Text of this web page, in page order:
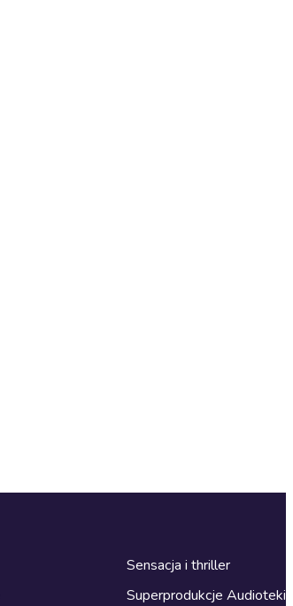
Sensacja i thriller
Superprodukcje Audioteki